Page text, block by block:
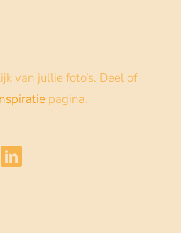
te vieren... Als verrassing
Social frame cadeau